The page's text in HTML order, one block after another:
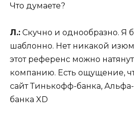
Что думаете?
Л.: Скучно и однообразно. Я
шаблонно. Нет никакой
этот референс можно
компанию. Есть ощущение,
сайт Тинькофф-банка,
банка XD